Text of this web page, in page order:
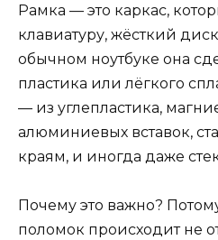
Рамка — это каркас,
клавиатуру, жёсткий
обычном ноутбуке она
пластика или лёгкого
— из углепластика,
алюминиевых вставок,
краям, и иногда даже
Почему это важно?
поломок происходит не